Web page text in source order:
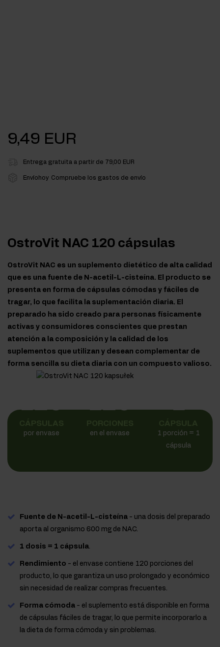
9,49 EUR
Entrega gratuita a partir de 79,00 EUR
Envíohoy Compruebe los gastos de envío
OstroVit NAC 120 cápsulas
OstroVit NAC es un suplemento dietético de alta calidad
que es una fuente de N-acetil-L-cisteína. El producto se
presenta en forma de cápsulas cómodas y fáciles de
tragar, lo que facilita la suplementación diaria. El
preparado ha sido creado para personas físicamente
activas y consumidores conscientes que prestan
atención a la composición y la calidad de los
suplementos que utilizan y desean complementar de
forma sencilla su dieta diaria con un compuesto valioso.
120
por envase
120
en el envase
1
1 porción = 1
cápsula
Fuente de N-acetil-L-cisteína - una dosis del preparado
aporta al organismo 600 mg de NAC.
1 dosis = 1 cápsula.
Rendimiento - el envase contiene 120 porciones del
producto, lo que garantiza un uso prolongado y económico
sin necesidad de realizar compras frecuentes.
Forma cómoda - el suplemento está disponible en forma
de cápsulas fáciles de tragar, lo que permite incorporarlo a
la dieta de forma cómoda y sin problemas.